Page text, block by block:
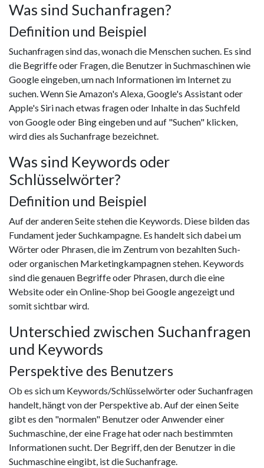
Was sind Suchanfragen?
Definition und Beispiel
Suchanfragen sind das, wonach die Menschen suchen. Es sind
die Begriffe oder Fragen, die Benutzer in Suchmaschinen wie
Google eingeben, um nach Informationen im Internet zu
suchen. Wenn Sie Amazon's Alexa, Google's Assistant oder
Apple's Siri nach etwas fragen oder Inhalte in das Suchfeld
von Google oder Bing eingeben und auf "Suchen" klicken,
wird dies als Suchanfrage bezeichnet.
Was sind Keywords oder
Schlüsselwörter?
Definition und Beispiel
Auf der anderen Seite stehen die Keywords. Diese bilden das
Fundament jeder Suchkampagne. Es handelt sich dabei um
Wörter oder Phrasen, die im Zentrum von bezahlten Such-
oder organischen Marketingkampagnen stehen. Keywords
sind die genauen Begriffe oder Phrasen, durch die eine
Website oder ein Online-Shop bei Google angezeigt und
somit sichtbar wird.
Unterschied zwischen Suchanfragen
und Keywords
Perspektive des Benutzers
Ob es sich um Keywords/Schlüsselwörter oder Suchanfragen
handelt, hängt von der Perspektive ab. Auf der einen Seite
gibt es den "normalen" Benutzer oder Anwender einer
Suchmaschine, der eine Frage hat oder nach bestimmten
Informationen sucht. Der Begriff, den der Benutzer in die
Suchmaschine eingibt, ist die Suchanfrage.